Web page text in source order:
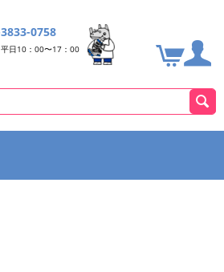
0758
日10：00〜17：00